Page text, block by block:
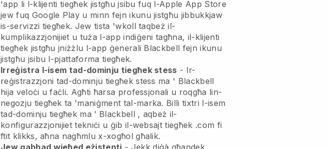
'app li l-klijenti tiegħek jistgħu jsibu fuq l-Apple App Store
jew fuq Google Play u minn fejn ikunu jistgħu jibbukkjaw
is-servizzi tiegħek. Jew tista 'wkoll taqbeż il-
kumplikazzjonijiet u tuża l-app indiġeni tagħna, il-klijenti
tiegħek jistgħu jniżżlu l-app ġenerali Blackbell fejn ikunu
jistgħu jsibu l-pjattaforma tiegħek.
Irreġistra l-isem tad-dominju tiegħek stess - Ir-
reġistrazzjoni tad-dominju tiegħek stess ma ' Blackbell
hija veloċi u faċli. Agħti ħarsa professjonali u roqgħa lin-
negozju tiegħek ta 'maniġment tal-marka. Billi tixtri l-isem
tad-dominju tiegħek ma ’ Blackbell , aqbeż il-
konfigurazzjonijiet tekniċi u ġib il-websajt tiegħek .com fi
ftit klikks, aħna nagħmlu x-xogħol għalik.
Jew qabbad wieħed eżistenti - Jekk diġà għandek